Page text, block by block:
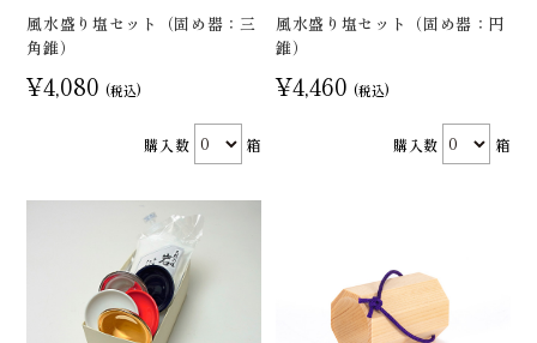
風水盛り塩セット（固め器：三
角錐）
¥4,080 (税込)
購入数 箱
風水盛り塩セット（固め器：円
錐）
¥4,460 (税込)
購入数 箱